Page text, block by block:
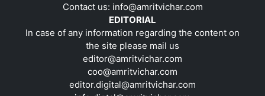
Contact us: info@amritvichar.com
EDITORIAL
In case of any information regarding the content on
the site please mail us
editor@amritvichar.com
coo@amritvichar.com
editor.digital@amritvichar.com